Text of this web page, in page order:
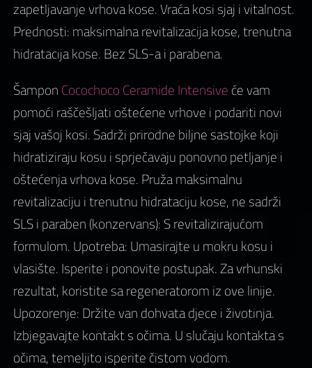
zapetljavanje vrhova kose. Vraća kosi sjaj i vitalnost.
Prednosti: maksimalna revitalizacija kose, trenutna
hidratacija kose. Bez SLS-a i parabena.
Šampon Cocochoco Ceramide Intensive će vam
pomoći raščešljati oštećene vrhove i podariti novi
sjaj vašoj kosi. Sadrži prirodne biljne sastojke koji
hidratiziraju kosu i sprječavaju ponovno petljanje i
oštećenja vrhova kose. Pruža maksimalnu
revitalizaciju i trenutnu hidrataciju kose, ne sadrži
SLS i paraben (konzervans): S revitalizirajućom
formulom. Upotreba: Umasirajte u mokru kosu i
vlasište. Isperite i ponovite postupak. Za vrhunski
rezultat, koristite sa regeneratorom iz ove linije.
Upozorenje: Držite van dohvata djece i životinja.
Izbjegavajte kontakt s očima. U slučaju kontakta s
očima, temeljito isperite čistom vodom.